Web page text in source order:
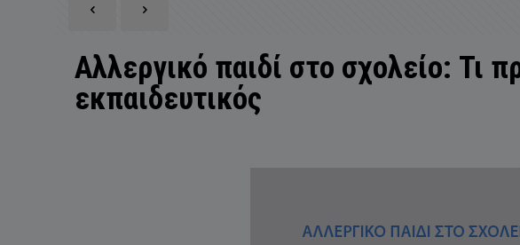
Αλλεργικό παιδί στο σχολείο: Τι
εκπαιδευτικός